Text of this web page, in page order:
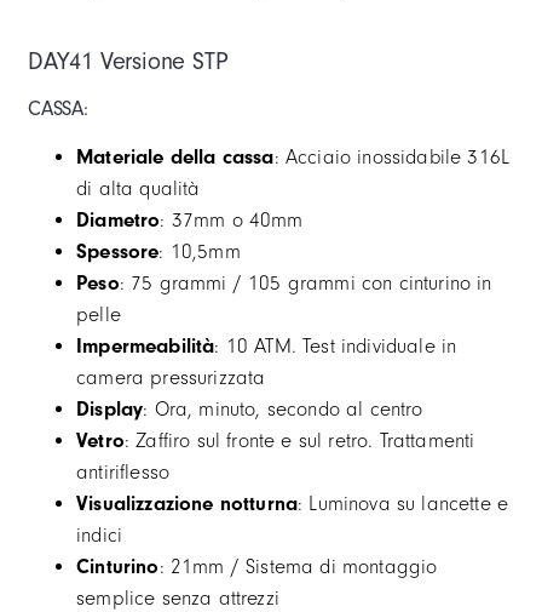
DAY41 Versione STP
CASSA:
Materiale della cassa: Acciaio inossidabile 316L
di alta qualità
Diametro: 37mm o 40mm
Spessore: 10,5mm
Peso: 75 grammi / 105 grammi con cinturino in
pelle
Impermeabilità: 10 ATM. Test individuale in
camera pressurizzata
Display: Ora, minuto, secondo al centro
Vetro: Zaffiro sul fronte e sul retro. Trattamenti
antiriflesso
Visualizzazione notturna: Luminova su lancette e
indici
Cinturino: 21mm / Sistema di montaggio
semplice senza attrezzi